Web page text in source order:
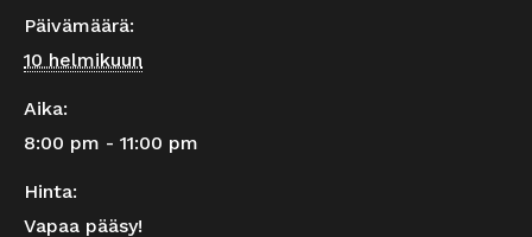
Päivämäärä:
10 helmikuun
Aika:
8:00 pm - 11:00 pm
Hinta:
Vapaa pääsy!